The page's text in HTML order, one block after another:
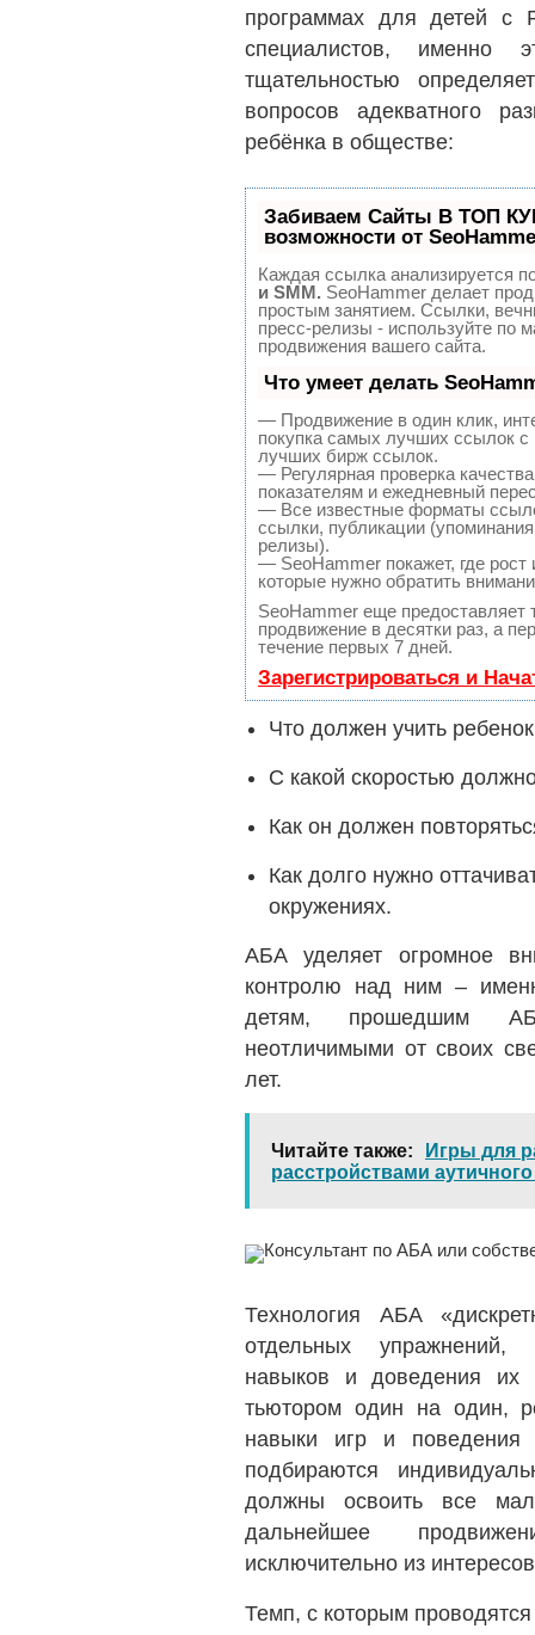
программах для детей
специалистов, именно
тщательностью
вопросов адекватного
ребёнка в обществе:
Забиваем Сайты В ТОП
возможности от
Каждая ссылка анализируется
и SMM. SeoHammer делает
простым занятием. Ссылки,
пресс-релизы - используйте по
продвижения вашего сайта.
Что умеет делать
— Продвижение в один клик,
покупка самых лучших ссылок с
лучших бирж ссылок.
— Регулярная проверка
показателям и ежедневный
— Все известные форматы
ссылки, публикации
релизы).
— SeoHammer покажет, где
которые нужно обратить
SeoHammer еще предоставляет
продвижение в десятки раз, а
течение первых 7 дней.
Зарегистрироваться и
Что должен учить ребенок
С какой скоростью
Как он должен
Как долго нужно
окружениях.
АБА уделяет огромное
контролю над ним –
детям, прошедшим
неотличимыми от своих
лет.
Читайте также
Игры для
расстройствами
Технология АБА
отдельных упражнений,
навыков и доведения их
тьютором один на один,
навыки игр и
подбираются
должны освоить все
дальнейшее
исключительно из
Темп, с которым